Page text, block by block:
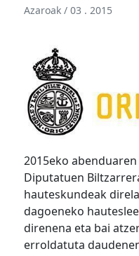
Azaroak / 03 . 2015
2015eko
Diputatuen
hauteskundeak
dagoeneko
direnena eta bai
erroldatuta